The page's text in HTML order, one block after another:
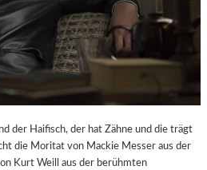
der Haifisch, der hat Zähne und die trägt
die Moritat von Mackie Messer aus der
Kurt Weill aus der berühmten